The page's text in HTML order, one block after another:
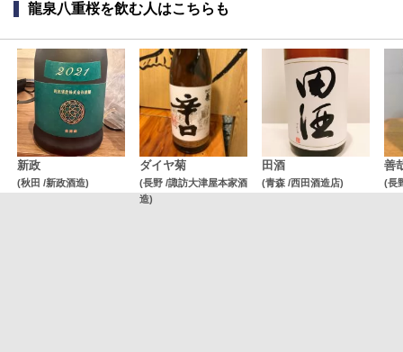
龍泉八重桜を飲む人はこちらも
新政
(秋田 /新政酒造)
ダイヤ菊
(長野 /諏訪大津屋本家酒
造)
田酒
(青森 /西田酒造店)
善
(長